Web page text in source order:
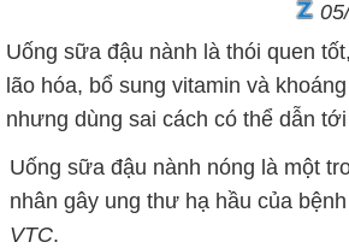
Uống sữa đậu nành là thói quen
lão hóa, bổ sung vitamin và
nhưng dùng sai cách có thể dẫn
Uống sữa đậu nành nóng là một
nhân gây ung thư hạ hầu của
VTC.